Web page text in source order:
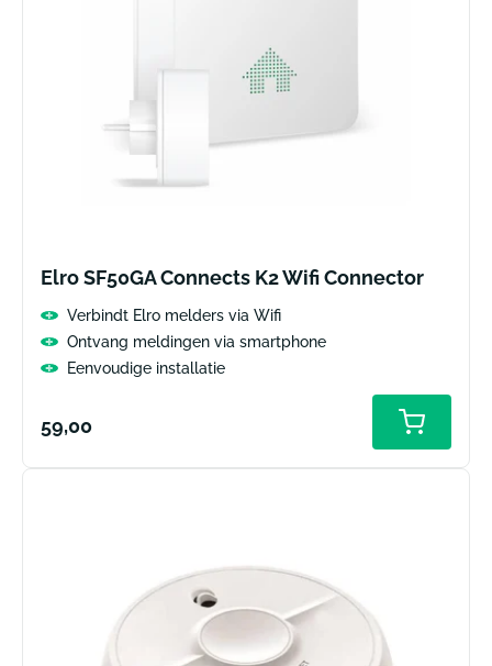
Elro SF50GA Connects K2 Wifi Connector
Verbindt Elro melders via Wifi
Ontvang meldingen via smartphone
Eenvoudige installatie
Normale
59,00